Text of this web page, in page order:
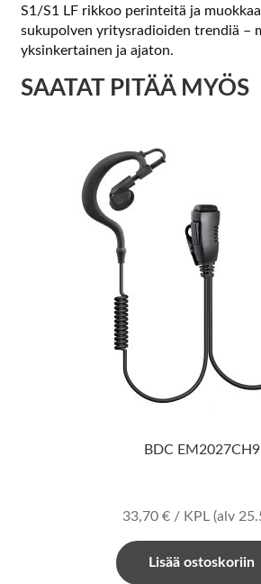
S1/S1 LF rikkoo perinteitä ja
sukupolven yritysradioiden trendiä –
yksinkertainen ja ajaton.
SAATAT PITÄÄ MYÖS
BDC EM2027CH9
33,70 €/ KPL (alv
Lisää ostoskoriin